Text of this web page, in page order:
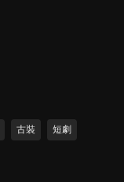
古裝 短劇